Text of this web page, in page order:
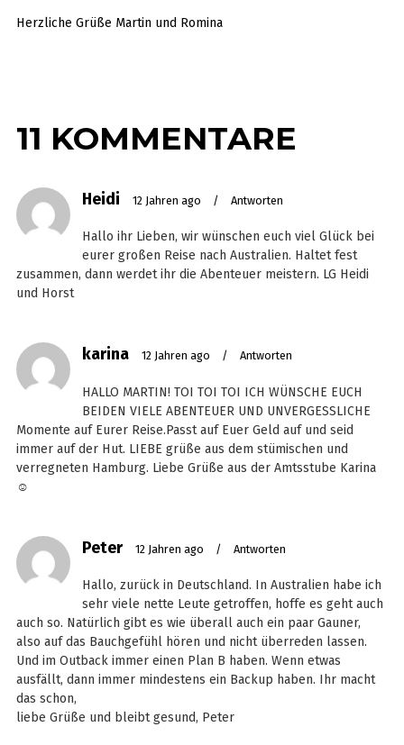
Herzliche Grüße Martin und Romina
11 KOMMENTARE
Heidi 12 Jahren ago / Antworten
Hallo ihr Lieben, wir wünschen euch viel Glück bei
eurer großen Reise nach Australien. Haltet fest
zusammen, dann werdet ihr die Abenteuer meistern. LG Heidi
und Horst
karina 12 Jahren ago / Antworten
HALLO MARTIN! TOI TOI TOI ICH WÜNSCHE EUCH
BEIDEN VIELE ABENTEUER UND UNVERGESSLICHE
Momente auf Eurer Reise.Passt auf Euer Geld auf und seid
immer auf der Hut. LIEBE grüße aus dem stümischen und
verregneten Hamburg. Liebe Grüße aus der Amtsstube Karina
☺
Peter 12 Jahren ago / Antworten
Hallo, zurück in Deutschland. In Australien habe ich
sehr viele nette Leute getroffen, hoffe es geht auch
auch so. Natürlich gibt es wie überall auch ein paar Gauner,
also auf das Bauchgefühl hören und nicht überreden lassen.
Und im Outback immer einen Plan B haben. Wenn etwas
ausfällt, dann immer mindestens ein Backup haben. Ihr macht
das schon,
liebe Grüße und bleibt gesund, Peter